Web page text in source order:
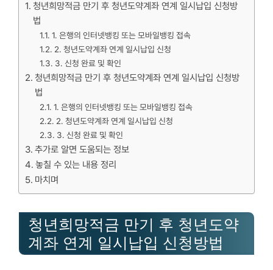
청년희망적금 만기 후 청년도약계좌 연계 일시납입 신청방
법
1. 은행의 인터넷뱅킹 또는 모바일뱅킹 접속
2. 청년도약계좌 연계 일시납입 신청
3. 신청 완료 및 확인
청년희망적금 만기 후 청년도약계좌 연계 일시납입 신청방
법
1. 은행의 인터넷뱅킹 또는 모바일뱅킹 접속
2. 청년도약계좌 연계 일시납입 신청
3. 신청 완료 및 확인
추가로 알면 도움되는 정보
놓칠 수 있는 내용 정리
마치며
청년희망적금 만기 후 청년도약
계좌 연계 일시납입 신청방법